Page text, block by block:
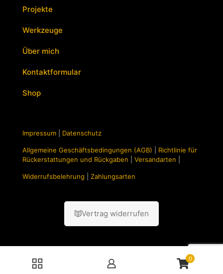
Projekte
Werkzeuge
Über mich
Kontaktformular
Shop
Impressum Datenschutz
Allgemeine Geschäftsbedingungen (AGB)
Richtlinie für
Rückerstattungen und Rückgaben
Versandarten
Widerrufsbelehrung Zahlungsarten
Vertrag widerrufen
0